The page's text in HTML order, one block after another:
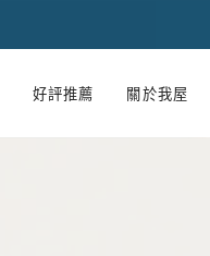
好評推薦 關於我屋